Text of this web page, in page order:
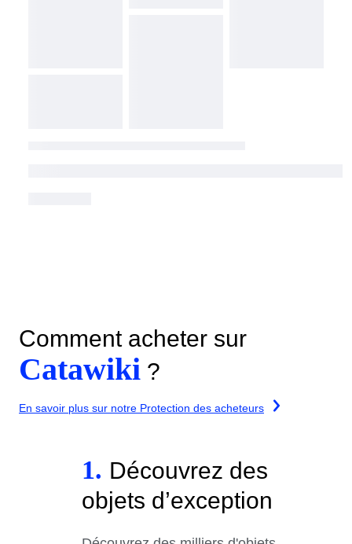
Comment acheter sur
Catawiki ?
En savoir plus sur notre Protection des acheteurs
1. Découvrez des
objets d’exception